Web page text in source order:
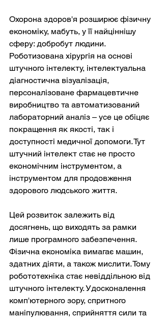
Охорона здоров'я розширює фізичну
економіку, мабуть, у її найціннішу
сферу: добробут людини.
Роботизована хірургія на основі
штучного інтелекту, інтелектуальна
діагностична візуалізація,
персоналізоване фармацевтичне
виробництво та автоматизований
лабораторний аналіз – усе це обіцяє
покращення як якості, так і
доступності медичної допомоги. Тут
штучний інтелект стає не просто
економічним інструментом, а
інструментом для продовження
здорового людського життя.
Цей розвиток залежить від
досягнень, що виходять за рамки
лише програмного забезпечення.
Фізична економіка вимагає машин,
здатних діяти, а також мислити. Тому
робототехніка стає невіддільною від
штучного інтелекту. Удосконалення
комп'ютерного зору, спритного
маніпулювання, сприйняття сили та